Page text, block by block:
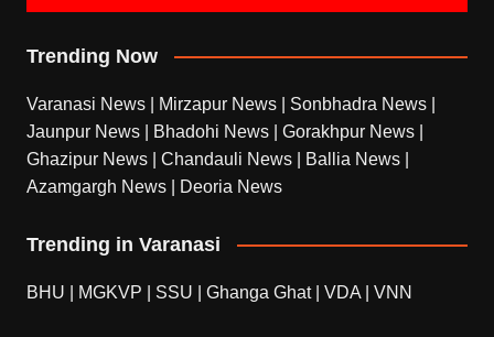
Trending Now
Varanasi News Mirzapur News Sonbhadra News
Jaunpur News
Bhadohi News Gorakhpur News
Ghazipur News
Chandauli News Ballia News
Azamgargh News
Deoria News
Trending in Varanasi
BHU MGKVP SSU Ghanga Ghat| VDA VNN